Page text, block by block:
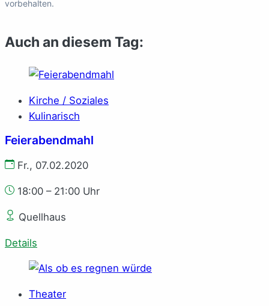
vorbehalten.
Auch an diesem Tag:
Kirche / Soziales
Kulinarisch
Feierabendmahl
Fr., 07.02.2020
18:00 – 21:00 Uhr
Quellhaus
Details
Theater